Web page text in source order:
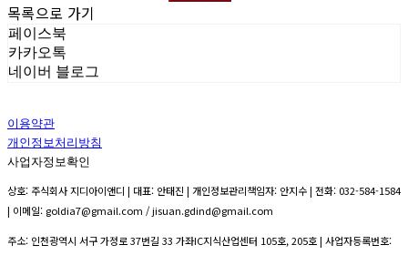
목록으로 가기
페이스북
카카오톡
네이버 블로그
이용약관
개인정보처리방침
사업자정보확인
상호: 주식회사 지디아이앤디 | 대표: 안태진 | 개인정보관리책임자: 안지수 | 전화: 032-584-1584
| 이메일: goldia7@gmail.com / jisuan.gdind@gmail.com
주소: 인천광역시 서구 가정로 37번길 33 가좌IC지식산업센터 105호, 205호 | 사업자등록번호: